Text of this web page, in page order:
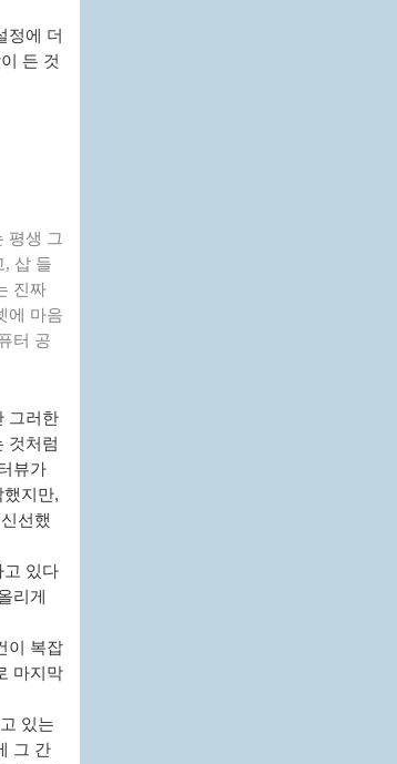
정에 더
든 것
평생 그
, 삽 들
진짜
에 마음
터 공
그러한
것처럼
뷰가
지만,
선했
고 있다
리게
이 복잡
마지막
있는
그 간